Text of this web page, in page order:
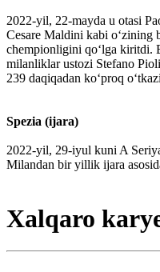
2022-yil, 22-mayda u otasi
Cesare Maldini kabi
chempionligini qo‘lga kiritdi.
milanliklar ustozi Stefano
239 daqiqadan koʻproq
Spezia (ijara)
2022-yil, 29-iyul kuni A
Milandan bir yillik ijara
Xalqaro